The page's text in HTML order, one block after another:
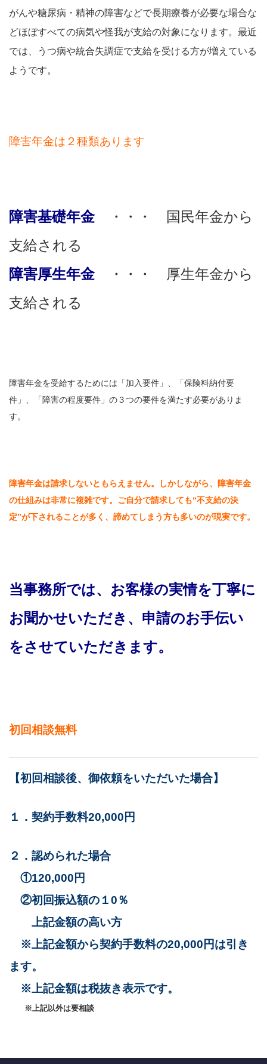
がんや糖尿病・精神の障害などで長期療養が必要な場合な
どほぼすべての病気や怪我が支給の対象になります。最近
では、うつ病や統合失調症で支給を受ける方が増えている
ようです。
障害年金は２種類あります
障害基礎年金・・・ 国民年金から
支給される
障害厚生年金・・・ 厚生年金から
支給される
障害年金を受給するためには「加入要件」、「保険料納付要
件」、「障害の程度要件」の３つの要件を満たす必要がありま
す。
障害年金は請求しないともらえません。しかしながら、障害年金
の仕組みは非常に複雑です。ご自分で請求しても“不支給の決
定”が下されることが多く、諦めてしまう方も多いのが現実です。
当事務所では、お客様の実情を丁寧に
お聞かせいただき、申請のお手伝い
をさせていただきます。
初回相談無料
【初回相談後、御依頼をいただいた場合】
１．契約手数料20,000円
２．認められた場合
①120,000円
②初回振込額の１0％
上記金額の高い方
※上記金額から契約手数料の20,000円は引き
ます。
※上記金額は税抜き表示です。
※上記以外は要相談